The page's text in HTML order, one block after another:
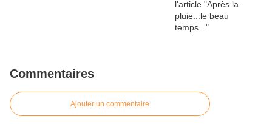
Commentaires
Ajouter un commentaire